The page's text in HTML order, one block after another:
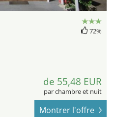
72%
de 55,48 EUR
par chambre et nuit
Montrer l'offre